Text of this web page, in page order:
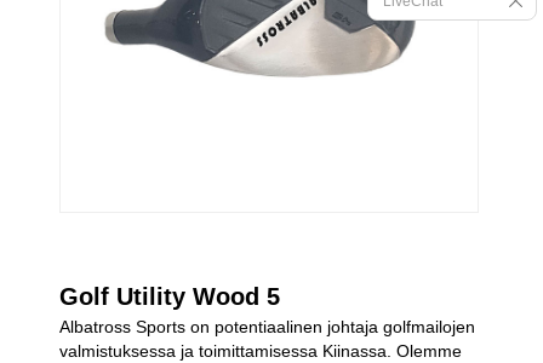
Golf Utility Wood 5
Albatross Sports on potentiaalinen johtaja golfmailojen
valmistuksessa ja toimittamisessa Kiinassa. Olemme